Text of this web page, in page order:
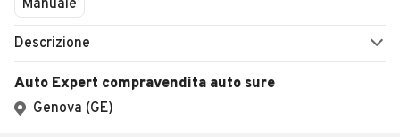
Manuale
Descrizione
Auto Expert compravendita auto sure
Genova (GE)